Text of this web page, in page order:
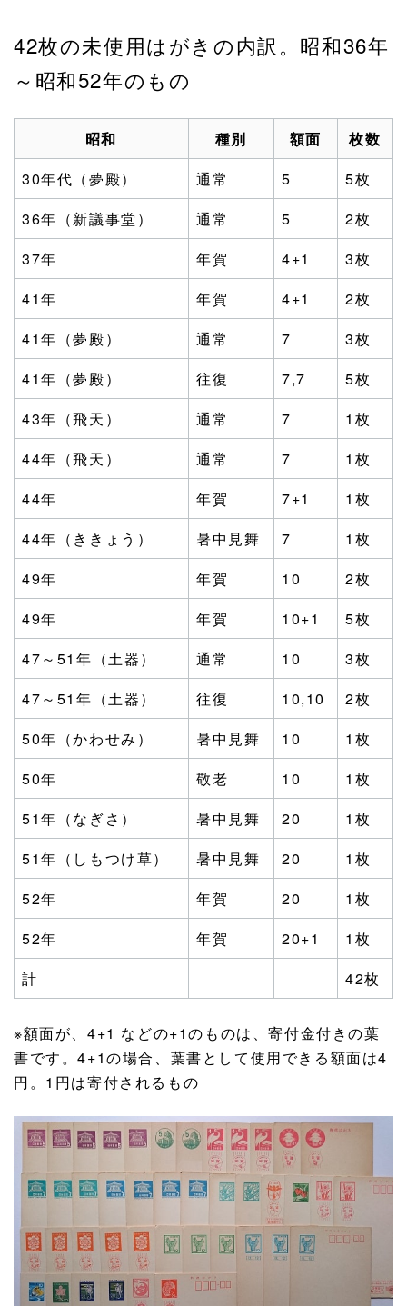
42枚の未使用はがきの内訳。昭和36年
～昭和52年のもの
昭和 種別 額面
枚数
30年代（夢殿）
通常 5
5枚
36年（新議事堂）
通常 5
2枚
37年
年賀 4+1
3枚
41年
年賀 4+1
2枚
41年（夢殿）
通常 7
3枚
41年（夢殿）
往復 7,7
5枚
43年（飛天）
通常 7
1枚
44年（飛天）
通常 7
1枚
44年
年賀 7+1
1枚
44年（ききょう）
暑中見舞 7
1枚
49年
年賀 10
2枚
49年
年賀 10+1
5枚
47～51年（土器）
通常 10
3枚
47～51年（土器）
往復 10,10
2枚
50年（かわせみ）
暑中見舞 10
1枚
50年
敬老 10
1枚
51年（なぎさ）
暑中見舞 20
1枚
51年（しもつけ草）
暑中見舞 20
1枚
52年
年賀 20
1枚
52年
年賀 20+1
1枚
計
42枚
※額面が、4+1 などの+1のものは、寄付金付きの葉
書です。4+1の場合、葉書として使用できる額面は4
円。1円は寄付されるもの